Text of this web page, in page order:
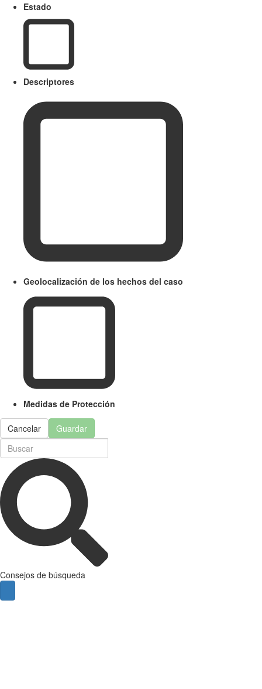
Estado
Descriptores
Geolocalización de los hechos del caso
Medidas de Protección
Cancelar Guardar
Consejos de búsqueda